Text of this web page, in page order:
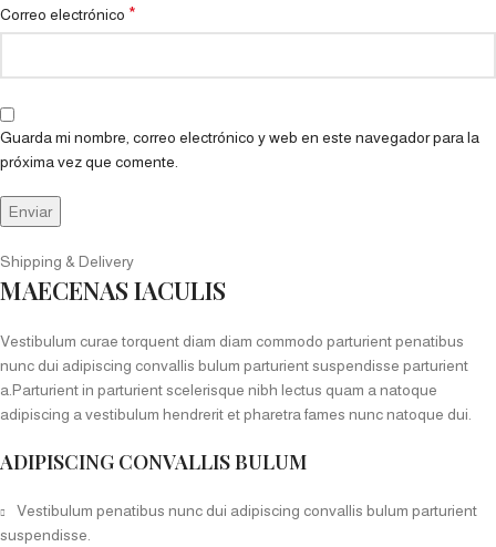
Correo electrónico *
Guarda mi nombre, correo electrónico y web en este navegador para la
próxima vez que comente.
Shipping & Delivery
MAECENAS IACULIS
Vestibulum curae torquent diam diam commodo parturient penatibus
nunc dui adipiscing convallis bulum parturient suspendisse parturient
a.Parturient in parturient scelerisque nibh lectus quam a natoque
adipiscing a vestibulum hendrerit et pharetra fames nunc natoque dui.
ADIPISCING CONVALLIS BULUM
Vestibulum penatibus nunc dui adipiscing convallis bulum parturient
suspendisse.